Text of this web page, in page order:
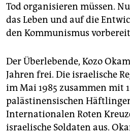
Tod organisieren müssen.
das Leben und auf die
den Kommunismus
Der Überlebende, Kozo
Jahren frei. Die israelische
im Mai 1985 zusammen mit
palästinensischen
Internationalen Roten
israelische Soldaten aus.